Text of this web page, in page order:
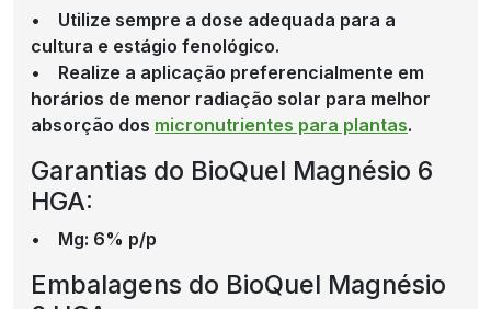
• Utilize sempre a dose adequada para a
cultura e estágio fenológico.
• Realize a aplicação preferencialmente em
horários de menor radiação solar para melhor
absorção dos micronutrientes para plantas.
Garantias do BioQuel Magnésio 6
HGA:
• Mg: 6% p/p
Embalagens do BioQuel Magnésio